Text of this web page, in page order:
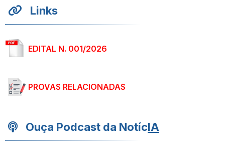
Links
EDITAL N. 001/2026
PROVAS RELACIONADAS
Ouça Podcast da NotícIA